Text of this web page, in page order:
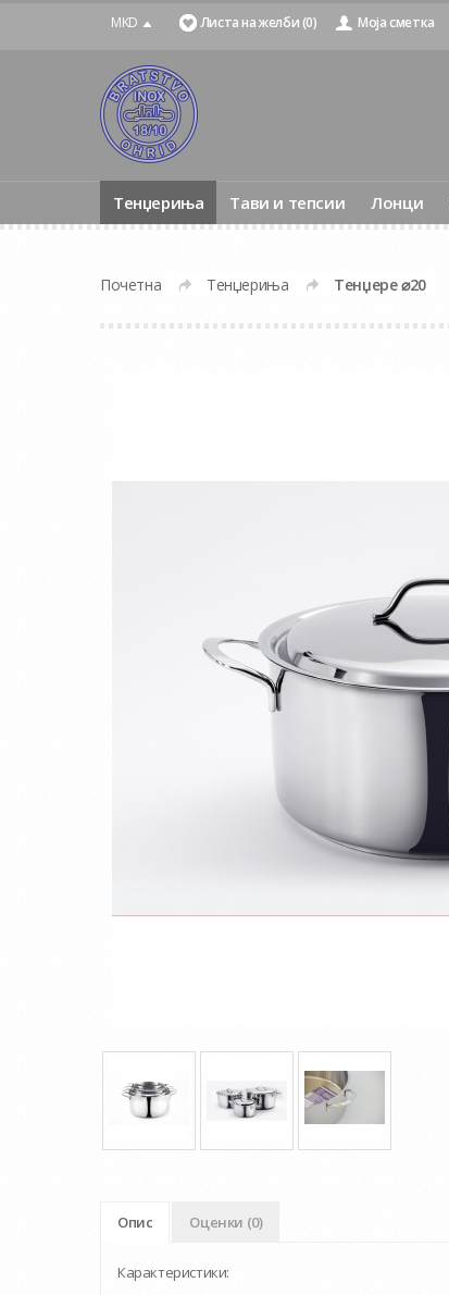
MKD Листа на желби (0) Моја сметка
Тенџериња Тави и тепсии Лонци
Почетна » Тенџериња » Тенџере ⌀20
Опис Оценки (0)
Карактеристики: